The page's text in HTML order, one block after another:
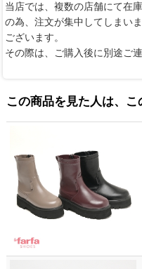
当店では、複数の店舗にて在
の為、注文が集中してしまい
ございます。
その際は、ご購入後に別途ご
この商品を見た人は、